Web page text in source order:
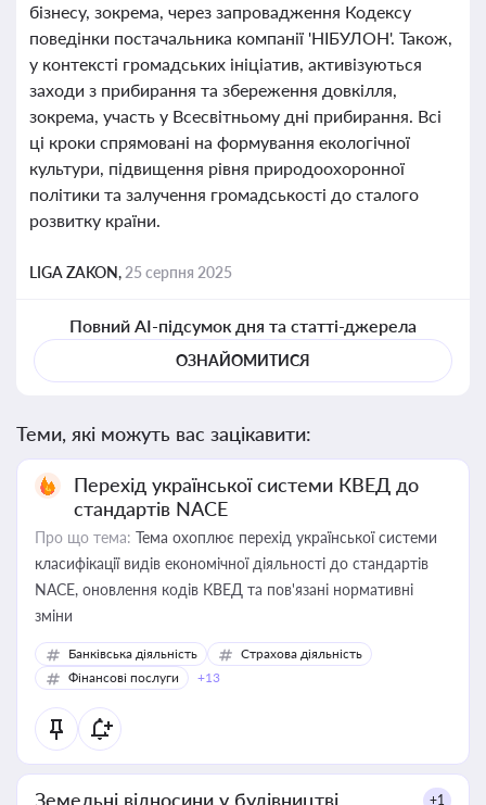
бізнесу, зокрема, через запровадження Кодексу
поведінки постачальника компанії 'НІБУЛОН'. Також,
у контексті громадських ініціатив, активізуються
заходи з прибирання та збереження довкілля,
зокрема, участь у Всесвітньому дні прибирання. Всі
ці кроки спрямовані на формування екологічної
культури, підвищення рівня природоохоронної
політики та залучення громадськості до сталого
розвитку країни.
LIGA ZAKON, 25 серпня 2025
Повний AI-підсумок дня та статті-джерела
ОЗНАЙОМИТИСЯ
Теми, які можуть вас зацікавити:
Перехід української системи КВЕД до
стандартів NACE
Про що тема: Тема охоплює перехід української системи
класифікації видів економічної діяльності до стандартів
NACE, оновлення кодів КВЕД та пов'язані нормативні
зміни
Банківська діяльність
Страхова діяльність
Фінансові послуги
+13
Земельні відносини у будівництві +1